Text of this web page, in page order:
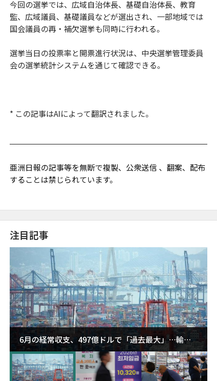
今回の選挙では、広域自治体長、基礎自治体長、教育
監、広域議員、基礎議員などが選出され、一部地域では
国会議員の再・補欠選挙も同時に行われる。
選挙当日の投票率と開票進行状況は、中央選挙管理委員
会の選挙統計システムを通じて確認できる。
* この記事はAIによって翻訳されました。
亜洲日報の記事等を無断で複製、公衆送信 、翻案、配布
することは禁じられています。
注目記事
6月の経常収支、497億ドルで「過去最大」…輸出
が初の1000億ドル突破